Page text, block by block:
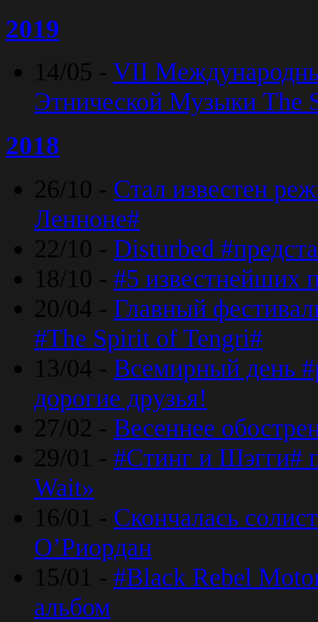
2019
14/05 - VII
Этнической Музыки The
2018
26/10 - Стал известен
Ленноне#
22/10 - Disturbed
18/10 - #5 известнейших
20/04 - Главный
#The Spirit of Tengri#
13/04 - Всемирный день
дорогие друзья!
27/02 - Весеннее
29/01 - #Стинг и Шэгги#
Wait»
16/01 - Скончалась
O’Риордан
15/01 - #Black Rebel
альбом